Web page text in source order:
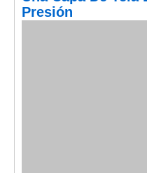
Presión